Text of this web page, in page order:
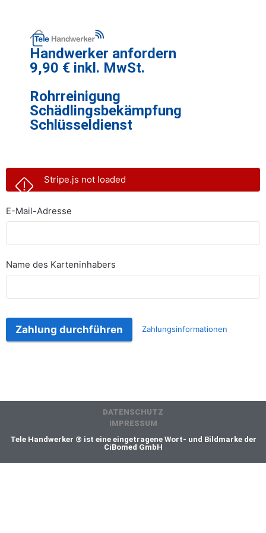
Handwerker anfordern
9,90 € inkl. MwSt.
Rohrreinigung
Schädlingsbekämpfung
Schlüsseldienst
Stripe.js not loaded
E-Mail-Adresse
Name des Karteninhabers
Zahlung durchführen Zahlungsinformationen
DATENSCHUTZ
IMPRESSUM
Tele Handwerker ® ist eine eingetragene Wort- und Bildmarke der
CiBomed GmbH